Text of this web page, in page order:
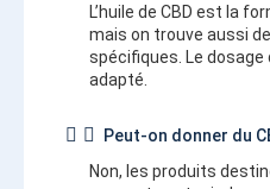
L’huile de CBD est la
mais on trouve aussi
spécifiques. Le
adapté.
Peut-on donner du
Non, les produits